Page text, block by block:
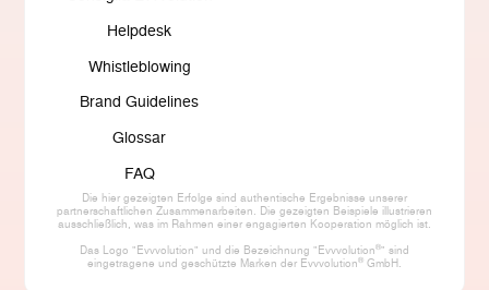
Helpdesk
Whistleblowing
Brand Guidelines
Glossar
FAQ
Die hier gezeigten Erfolge sind authentische Ergebnisse unserer
partnerschaftlichen Zusammenarbeiten. Die gezeigten Beispiele illustrieren
ausschließlich, was im Rahmen einer engagierten Kooperation möglich ist.
Das Logo "Evvvolution" und die Bezeichnung "Evvvolution®" sind
eingetragene und geschützte Marken der Evvvolution® GmbH.